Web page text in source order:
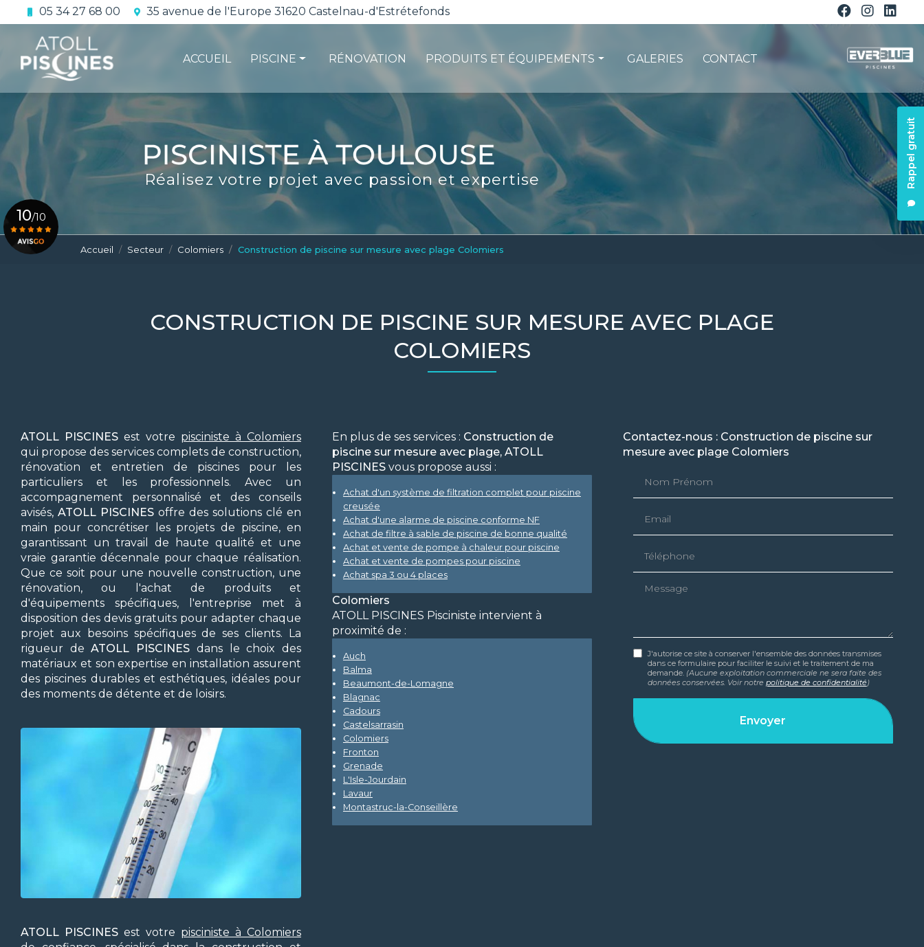
au
contenu
principal
05 34 27 68 00 35 avenue de l'Europe 31620 Castelnau-d'Estrétefonds
Rappel gratuit
ACCUEIL PISCINE
L'étanchéité
La conformité
Le contrat d'entretien
RÉNOVATION PRODUITS ET ÉQUIPEMENTS
Les pompes à chaleur
La filtration
Les robots piscines
Volets et sécurité
La stérilisation
Les abris
Spas-Balnéo
GALERIES CONTACT
Réalisez votre projet avec passion et expertise
10/10
Accueil Secteur Colomiers Construction de piscine sur mesure avec plage Colomiers
CONSTRUCTION DE PISCINE SUR MESURE AVEC PLAGE
COLOMIERS
ATOLL PISCINES est votre pisciniste à Colomiers
qui propose des services complets de construction,
rénovation et entretien de piscines pour les
particuliers et les professionnels. Avec un
accompagnement personnalisé et des conseils
avisés, ATOLL PISCINES offre des solutions clé en
main pour concrétiser les projets de piscine, en
garantissant un travail de haute qualité et une
vraie garantie décennale pour chaque réalisation.
Que ce soit pour une nouvelle construction, une
rénovation, ou l'achat de produits et
d'équipements spécifiques, l'entreprise met à
disposition des devis gratuits pour adapter chaque
projet aux besoins spécifiques de ses clients. La
rigueur deATOLL PISCINES dans le choix des
matériaux et son expertise en installation assurent
des piscines durables et esthétiques, idéales pour
des moments de détente et de loisirs.
ATOLL PISCINES est votre pisciniste à Colomiers
En plus de ses services : Construction de
piscine sur mesure avec plage, ATOLL
PISCINESvous propose aussi :
Achat d'un système de filtration complet pour piscine
creusée
Achat d'une alarme de piscine conforme NF
Achat de filtre à sable de piscine de bonne qualité
Achat et vente de pompe à chaleur pour piscine
Achat et vente de pompes pour piscine
Achat spa 3 ou 4 places
Colomiers
ATOLL PISCINES Pisciniste intervient à
proximité de :
Auch
Balma
Beaumont-de-Lomagne
Blagnac
Cadours
Castelsarrasin
Colomiers
Fronton
Grenade
L'Isle-Jourdain
Lavaur
Montastruc-la-Conseillère
Contactez-nous : Construction de piscine sur
mesure avec plage Colomiers
Message
J'autorise ce site à conserver l'ensemble des données transmises
dans ce formulaire pour faciliter le suivi et le traitement de ma
demande. (Aucune exploitation commerciale ne sera faite des
données conservées. Voir notre politique de confidentialité)